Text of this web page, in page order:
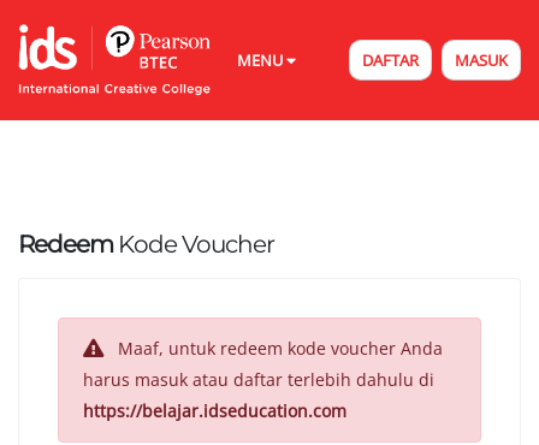
DAFTAR MASUK
MENU
RedeemKode Voucher
Maaf, untuk redeem kode voucher Anda
harus masuk atau daftar terlebih dahulu di
https://belajar.idseducation.com